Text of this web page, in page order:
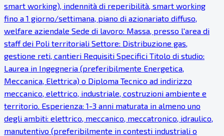
smart working), indennità di reperibilità, smart working
fino a 1 giorno/settimana, piano di azionariato diffuso,
welfare aziendale Sede di lavoro: Massa, presso l'area di
staff dei Poli territoriali Settore: Distribuzione gas,
gestione reti, cantieri Requisiti Specifici Titolo di studio:
Laurea in Ingegneria (preferibilmente Energetica,
Meccanica, Elettrica) o Diploma Tecnico ad indirizzo
meccanico, elettrico, industriale, costruzioni ambiente e
territorio. Esperienza: 1-3 anni maturata in almeno uno
degli ambiti: elettrico, meccanico, meccatronico, idraulico,
manutentivo (preferibilmente in contesti industriali o